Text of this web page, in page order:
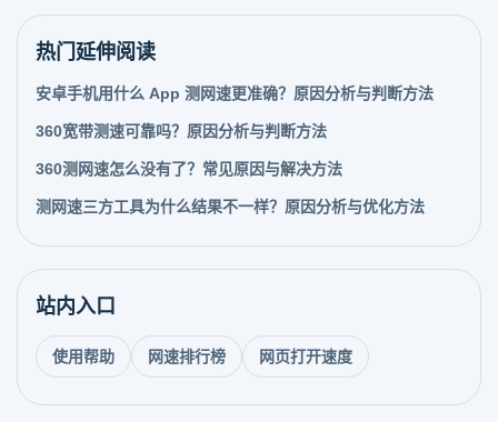
热门延伸阅读
安卓手机用什么 App 测网速更准确？原因分析与判断方法
360宽带测速可靠吗？原因分析与判断方法
360测网速怎么没有了？常见原因与解决方法
测网速三方工具为什么结果不一样？原因分析与优化方法
站内入口
使用帮助 网速排行榜 网页打开速度